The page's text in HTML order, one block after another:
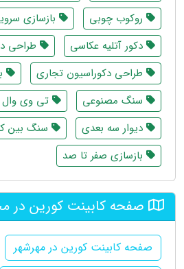
روکوب چوبی
بازسازی
دکور آتلیه عکاسی
طراحی
طراحی دکوراسیون تجاری
سنگ مصنوعی
تی وی وال
دیوار سه بعدی
سنگ بین
بازسازی صفر تا صد
صفحه کابینت کورین در
صفحه کابینت کورین در مهرشهر